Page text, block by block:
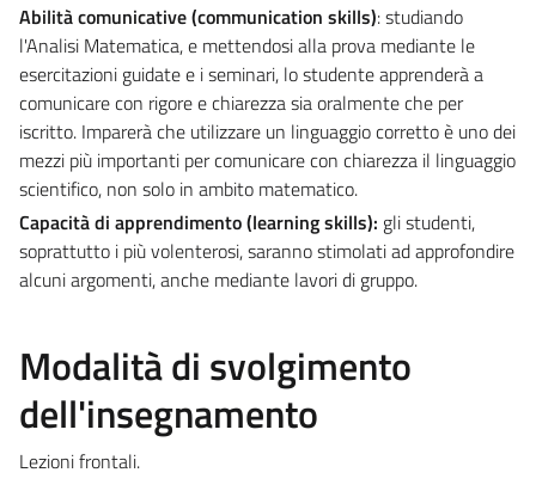
Abilità comunicative (communication skills): studiando
l'Analisi Matematica, e mettendosi alla prova mediante le
esercitazioni guidate e i seminari, lo studente apprenderà a
comunicare con rigore e chiarezza sia oralmente che per
iscritto. Imparerà che utilizzare un linguaggio corretto è uno dei
mezzi più importanti per comunicare con chiarezza il linguaggio
scientifico, non solo in ambito matematico.
Capacità di apprendimento (learning skills): gli studenti,
soprattutto i più volenterosi, saranno stimolati ad approfondire
alcuni argomenti, anche mediante lavori di gruppo.
Modalità di svolgimento
dell'insegnamento
Lezioni frontali.